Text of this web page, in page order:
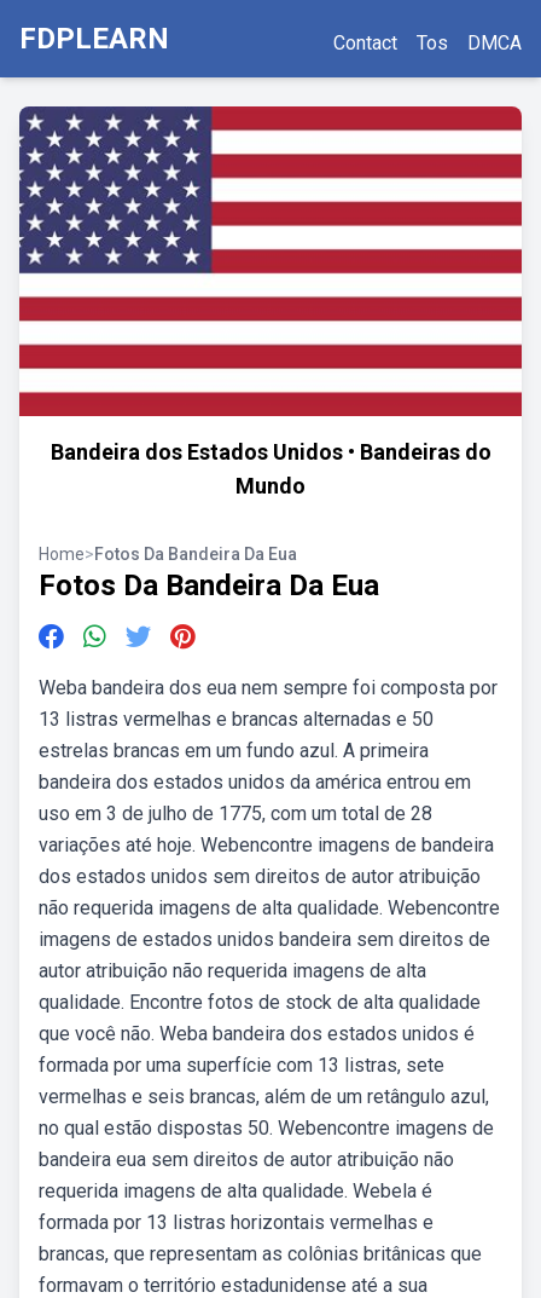
FDPLEARN Contact Tos DMCA
Bandeira dos Estados Unidos • Bandeiras do
Mundo
Home>Fotos Da Bandeira Da Eua
Fotos Da Bandeira Da Eua
Weba bandeira dos eua nem sempre foi composta por
13 listras vermelhas e brancas alternadas e 50
estrelas brancas em um fundo azul. A primeira
bandeira dos estados unidos da américa entrou em
uso em 3 de julho de 1775, com um total de 28
variações até hoje. Webencontre imagens de bandeira
dos estados unidos sem direitos de autor atribuição
não requerida imagens de alta qualidade. Webencontre
imagens de estados unidos bandeira sem direitos de
autor atribuição não requerida imagens de alta
qualidade. Encontre fotos de stock de alta qualidade
que você não. Weba bandeira dos estados unidos é
formada por uma superfície com 13 listras, sete
vermelhas e seis brancas, além de um retângulo azul,
no qual estão dispostas 50. Webencontre imagens de
bandeira eua sem direitos de autor atribuição não
requerida imagens de alta qualidade. Webela é
formada por 13 listras horizontais vermelhas e
brancas, que representam as colônias britânicas que
formavam o território estadunidense até a sua